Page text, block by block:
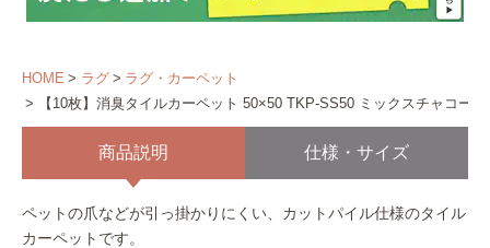
HOME ラグ
ラグ・カーペット
【10枚】消臭タイルカーペット 50×50 TKP-SS50 ミックスチャコー
商品説明 仕様・サイズ
ペットの爪などが引っ掛かりにくい、カットパイル仕様のタイル
カーペットです。